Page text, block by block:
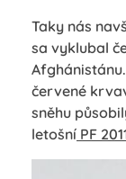
Taky nás
sa vyklubal
červené
sněhu
letošní PF